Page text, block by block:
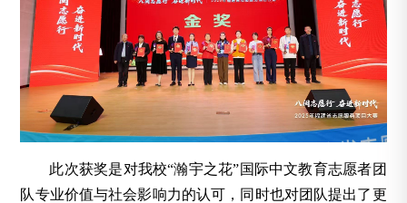
此次获奖是对我校“瀚宇之花”国际中文教育志愿者团
队专业价值与社会影响力的认可，同时也对团队提出了更